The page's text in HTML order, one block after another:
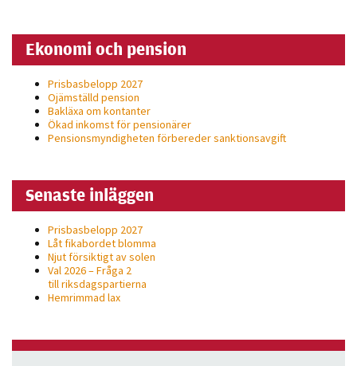
Ekonomi och pension
Prisbasbelopp 2027
Ojämställd pension
Bakläxa om kontanter
Ökad inkomst för pensionärer
Pensionsmyndigheten förbereder sanktionsavgift
Senaste inläggen
Prisbasbelopp 2027
Låt fikabordet blomma
Njut försiktigt av solen
Val 2026 – Fråga 2
till riksdagspartierna
Hemrimmad lax